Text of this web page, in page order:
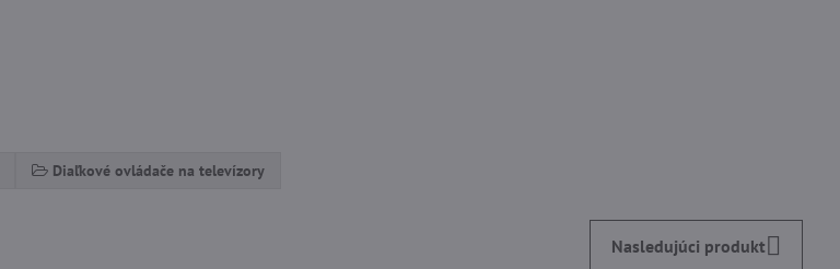
Diaľkové ovládače na televízory
Nasledujúci produkt